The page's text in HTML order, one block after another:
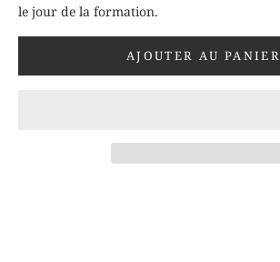
le jour de la formation.
AJOUTER AU PANIER